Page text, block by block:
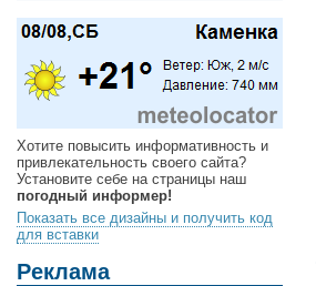
Хотите повысить информативность и
привлекательность своего сайта?
Установите себе на страницы наш
погодный информер!
Показать все дизайны и получить код
для вставки
Реклама